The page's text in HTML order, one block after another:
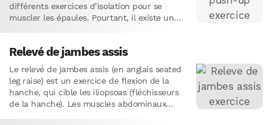
différents exercices d’isolation pour se
muscler les épaules. Pourtant, il existe un
Relevé de jambes assis
Le relevé de jambes assis (en anglais seated
leg raise) est un exercice de flexion de la
hanche, qui cible les iliopsoas (fléchisseurs
de la hanche). Les muscles abdominaux